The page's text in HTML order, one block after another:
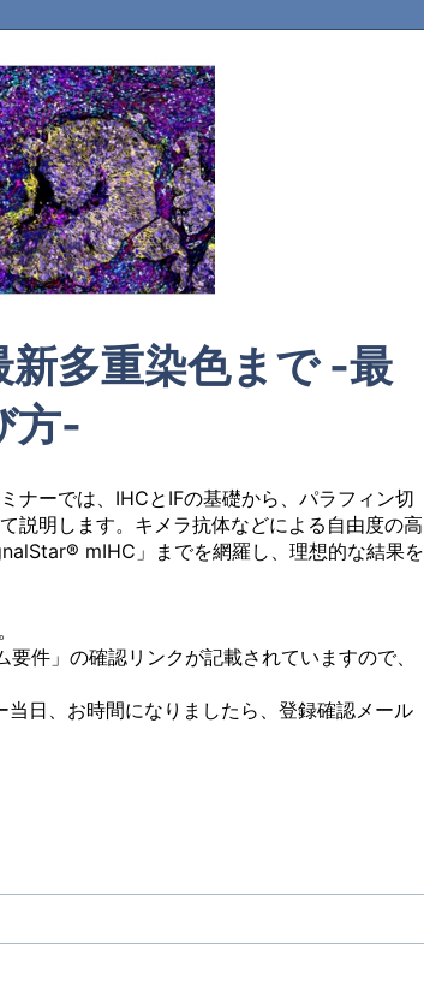
多重染色まで -最
方-
ナーでは、IHCとIFの基礎から、パラフィン切
説明します。キメラ抗体などによる自由度の高
mIHC」までを網羅し、理想的な結果を
件」の確認リンクが記載されていますので、
日、お時間になりましたら、登録確認メール